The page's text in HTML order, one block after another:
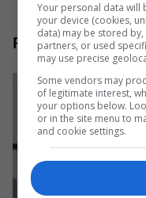
Ron Leibman
Your personal data
your device (cookies,
data) may be stored
partners, or used
may use precise
Some vendors may
of legitimate interest,
your options below.
or in the site menu to
and cookie settings.